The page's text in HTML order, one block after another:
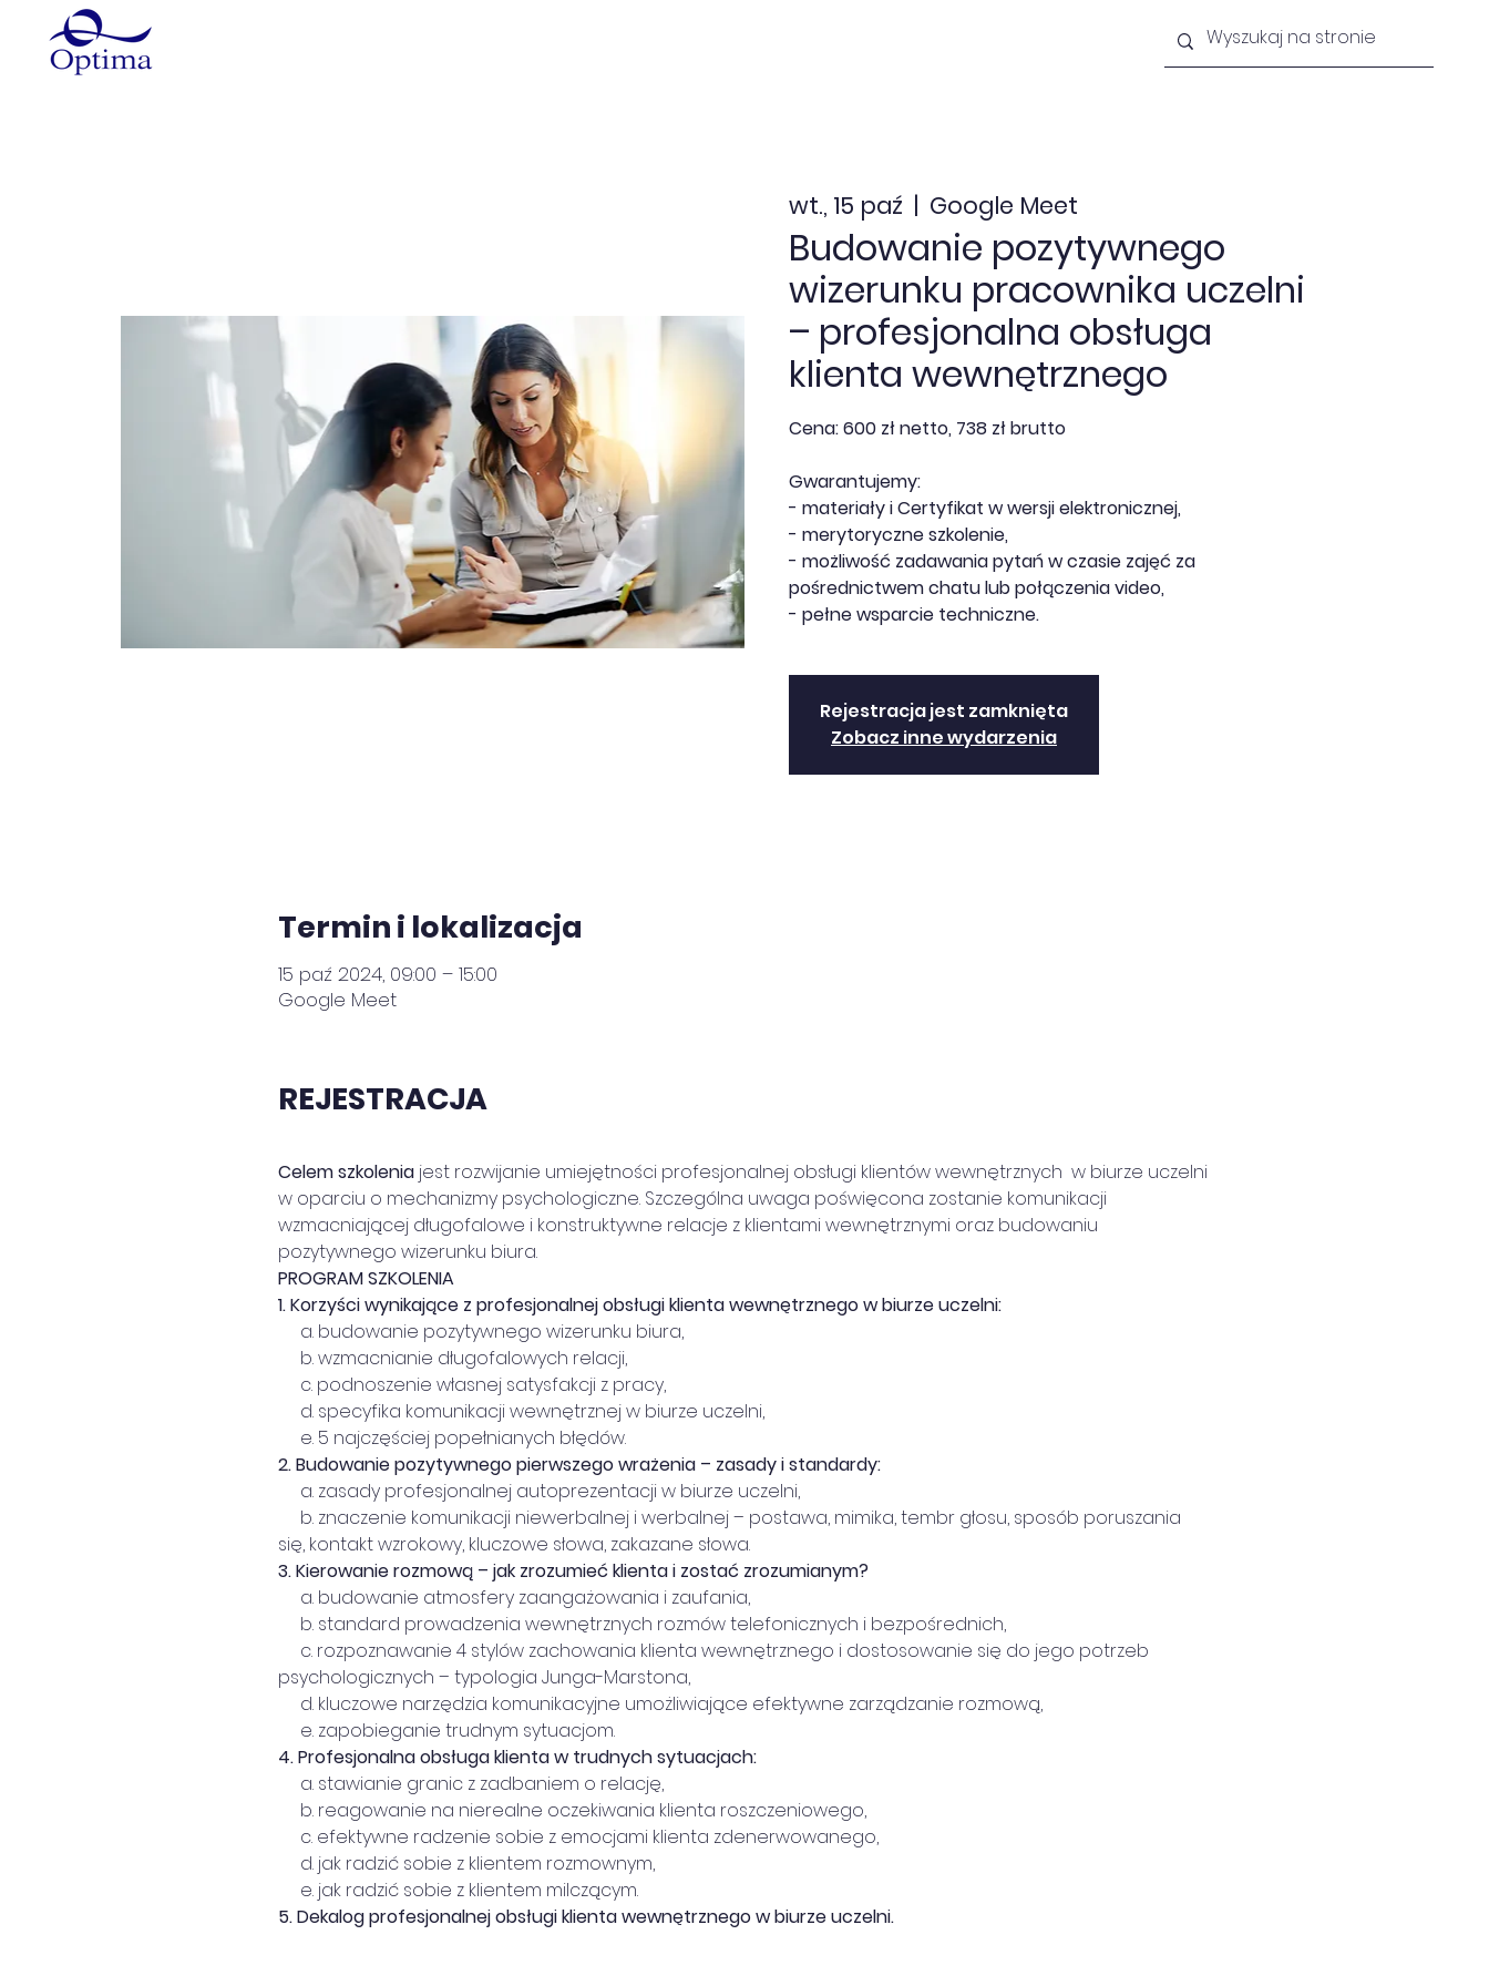
wt., 15 paź
  |
Google Meet
Budowanie pozytywnego
wizerunku pracownika uczelni
– profesjonalna obsługa
klienta wewnętrznego
Cena: 600 zł netto, 738 zł brutto
Gwarantujemy:
- materiały i Certyfikat w wersji elektronicznej,
- merytoryczne szkolenie,
- możliwość zadawania pytań w czasie zajęć za
pośrednictwem chatu lub połączenia video,
- pełne wsparcie techniczne.
Rejestracja jest zamknięta
Zobacz inne wydarzenia
Termin i lokalizacja
15 paź 2024, 09:00 – 15:00
Google Meet
REJESTRACJA
Celem szkolenia jest rozwijanie umiejętności profesjonalnej obsługi klientów wewnętrznych  w biurze uczelni
w oparciu o mechanizmy psychologiczne. Szczególna uwaga poświęcona zostanie komunikacji
wzmacniającej długofalowe i konstruktywne relacje z klientami wewnętrznymi oraz budowaniu
pozytywnego wizerunku biura.
PROGRAM SZKOLENIA
1.Korzyści wynikające z profesjonalnej obsługi klienta wewnętrznego w biurze uczelni:
a. budowanie pozytywnego wizerunku biura,
b. wzmacnianie długofalowych relacji,
c. podnoszenie własnej satysfakcji z pracy,
d. specyfika komunikacji wewnętrznej w biurze uczelni,
e. 5 najczęściej popełnianych błędów.
2.Budowanie pozytywnego pierwszego wrażenia – zasady i standardy:
a. zasady profesjonalnej autoprezentacji w biurze uczelni,
b. znaczenie komunikacji niewerbalnej i werbalnej – postawa, mimika, tembr głosu, sposób poruszania
się, kontakt wzrokowy, kluczowe słowa, zakazane słowa.
3.Kierowanie rozmową – jak zrozumieć klienta i zostać zrozumianym?
a. budowanie atmosfery zaangażowania i zaufania,
b. standard prowadzenia wewnętrznych rozmów telefonicznych i bezpośrednich,
c. rozpoznawanie 4 stylów zachowania klienta wewnętrznego i dostosowanie się do jego potrzeb
psychologicznych – typologia Junga-Marstona,
d. kluczowe narzędzia komunikacyjne umożliwiające efektywne zarządzanie rozmową,
e. zapobieganie trudnym sytuacjom.
4.Profesjonalna obsługa klienta w trudnych sytuacjach:
a. stawianie granic z zadbaniem o relację,
b. reagowanie na nierealne oczekiwania klienta roszczeniowego,
c. efektywne radzenie sobie z emocjami klienta zdenerwowanego,
d. jak radzić sobie z klientem rozmownym,
e. jak radzić sobie z klientem milczącym.
5.Dekalog profesjonalnej obsługi klienta wewnętrznego w biurze uczelni.